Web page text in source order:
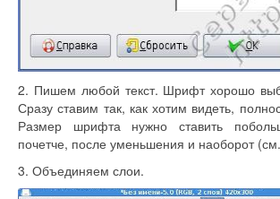
2. Пишем любой текст. Шрифт хорошо
Сразу ставим так, как хотим видеть,
Размер шрифта нужно ставить
почетче, после уменьшения и наоборот
3. Объединяем слои.